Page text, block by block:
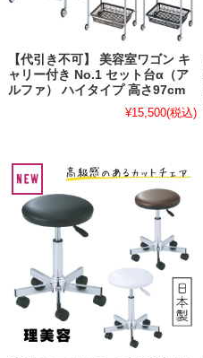
【代引き不可】 美容室ワゴン キ
ャリー付き No.1 セット台α（ア
ルファ） ハイタイプ 高さ97cm
¥15,500(税込)